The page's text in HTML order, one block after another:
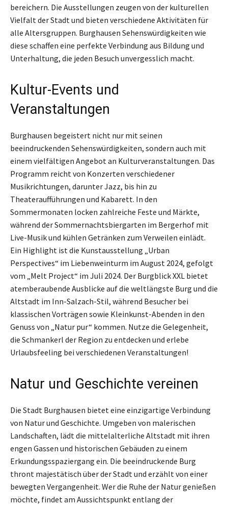
bereichern. Die Ausstellungen zeugen von der kulturellen
Vielfalt der Stadt und bieten verschiedene Aktivitäten für
alle Altersgruppen. Burghausen Sehenswürdigkeiten wie
diese schaffen eine perfekte Verbindung aus Bildung und
Unterhaltung, die jeden Besuch unvergesslich macht.
Kultur-Events und
Veranstaltungen
Burghausen begeistert nicht nur mit seinen
beeindruckenden Sehenswürdigkeiten, sondern auch mit
einem vielfältigen Angebot an Kulturveranstaltungen. Das
Programm reicht von Konzerten verschiedener
Musikrichtungen, darunter Jazz, bis hin zu
Theateraufführungen und Kabarett. In den
Sommermonaten locken zahlreiche Feste und Märkte,
während der Sommernachtsbiergarten im Bergerhof mit
Live-Musik und kühlen Getränken zum Verweilen einlädt.
Ein Highlight ist die Kunstausstellung „Urban
Perspectives“ im Liebenweinturm im August 2024, gefolgt
vom „Melt Project“ im Juli 2024. Der Burgblick XXL bietet
atemberaubende Ausblicke auf die weltlängste Burg und die
Altstadt im Inn-Salzach-Stil, während Besucher bei
klassischen Vorträgen sowie Kleinkunst-Abenden in den
Genuss von „Natur pur“ kommen. Nutze die Gelegenheit,
die Schmankerl der Region zu entdecken und erlebe
Urlaubsfeeling bei verschiedenen Veranstaltungen!
Natur und Geschichte vereinen
Die Stadt Burghausen bietet eine einzigartige Verbindung
von Natur und Geschichte. Umgeben von malerischen
Landschaften, lädt die mittelalterliche Altstadt mit ihren
engen Gassen und historischen Gebäuden zu einem
Erkundungsspaziergang ein. Die beeindruckende Burg
thront majestätisch über der Stadt und erzählt von einer
bewegten Vergangenheit. Wer die Ruhe der Natur genießen
möchte, findet am Aussichtspunkt entlang der